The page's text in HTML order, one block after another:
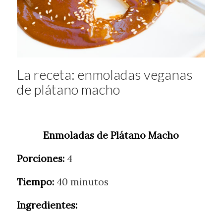
La receta: enmoladas veganas
de plátano macho
Enmoladas de Plátano Macho
Porciones:4
Tiempo:40 minutos
Ingredientes: